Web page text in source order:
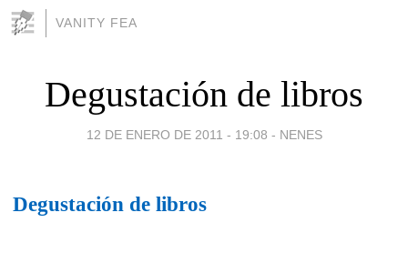
VANITY FEA
Degustación de libros
12 DE ENERO DE 2011 - 19:08 - NENES
Degustación de libros